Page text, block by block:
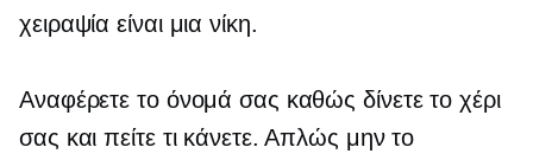
χειραψία είναι μια νίκη.
Αναφέρετε το όνομά σας καθώς δίνετε το χέρι
σας και πείτε τι κάνετε. Απλώς μην το